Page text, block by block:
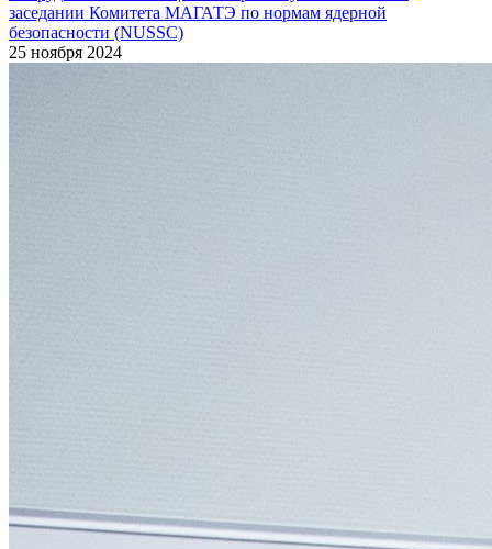
заседании Комитета МАГАТЭ по нормам ядерной
безопасности (NUSSC)
25 ноября 2024